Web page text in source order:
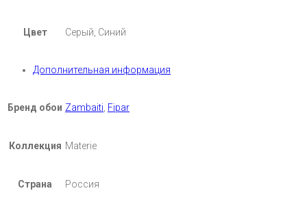
Цвет Серый, Синий
Дополнительная информация
Бренд обои Zambaiti Fipar
Коллекция Materie
Страна Россия